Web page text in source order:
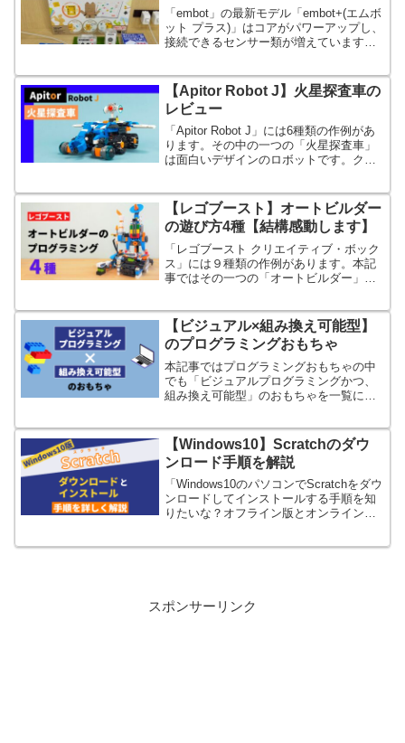
「embot」の最新モデル「embot+(エムボ
ット プラス)」はコアがパワーアップし、
接続できるセンサー類が増えています。
【Apitor Robot J】火星探査車の
レビュー
「Apitor Robot J」には6種類の作例があ
ります。その中の一つの「火星探査車」
は面白いデザインのロボットです。クロ
【レゴブースト】オートビルダー
の遊び方4種【結構感動します】
「レゴブースト クリエイティブ・ボック
ス」には９種類の作例があります。本記
事ではその一つの「オートビルダー」に
【ビジュアル×組み換え可能型】
のプログラミングおもちゃ
本記事ではプログラミングおもちゃの中
でも「ビジュアルプログラミングかつ、
組み換え可能型」のおもちゃを一覧にし
【Windows10】Scratchのダウ
ンロード手順を解説
「Windows10のパソコンでScratchをダウ
ンロードしてインストールする手順を知
りたいな？オフライン版とオンライン版
スポンサーリンク